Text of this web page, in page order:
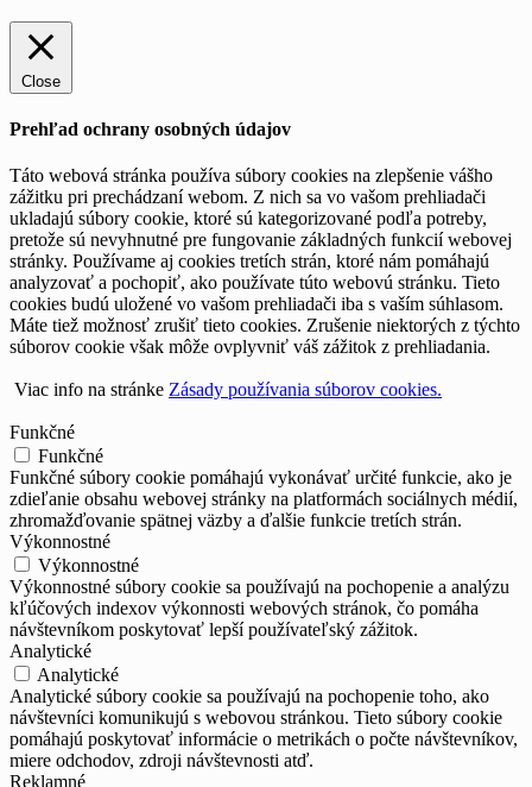
Close
Prehľad ochrany osobných údajov
Táto webová stránka používa súbory cookies na zlepšenie vášho
zážitku pri prechádzaní webom. Z nich sa vo vašom prehliadači
ukladajú súbory cookie, ktoré sú kategorizované podľa potreby,
pretože sú nevyhnutné pre fungovanie základných funkcií webovej
stránky. Používame aj cookies tretích strán, ktoré nám pomáhajú
analyzovať a pochopiť, ako používate túto webovú stránku. Tieto
cookies budú uložené vo vašom prehliadači iba s vaším súhlasom.
Máte tiež možnosť zrušiť tieto cookies. Zrušenie niektorých z týchto
súborov cookie však môže ovplyvniť váš zážitok z prehliadania.
Viac info na stránke Zásady používania súborov cookies.
Funkčné
Funkčné
Funkčné súbory cookie pomáhajú vykonávať určité funkcie, ako je
zdieľanie obsahu webovej stránky na platformách sociálnych médií,
zhromažďovanie spätnej väzby a ďalšie funkcie tretích strán.
Výkonnostné
Výkonnostné
Výkonnostné súbory cookie sa používajú na pochopenie a analýzu
kľúčových indexov výkonnosti webových stránok, čo pomáha
návštevníkom poskytovať lepší používateľský zážitok.
Analytické
Analytické
Analytické súbory cookie sa používajú na pochopenie toho, ako
návštevníci komunikujú s webovou stránkou. Tieto súbory cookie
pomáhajú poskytovať informácie o metrikách o počte návštevníkov,
miere odchodov, zdroji návštevnosti atď.
Reklamné